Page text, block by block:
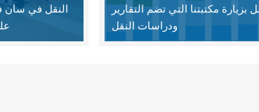
بزيارة مكتبتنا التي تضم التقارير
ودراسات النقل